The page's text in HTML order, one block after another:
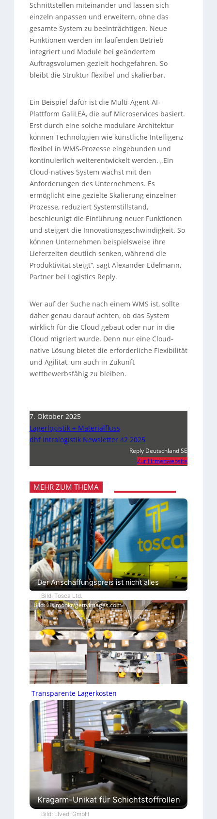
Schnittstellen miteinander und lassen sich
einzeln anpassen und erweitern, ohne das
gesamte System zu beeinträchtigen. Neue
Funktionen werden im laufenden Betrieb
integriert und Module bei geändertem
Auftragsvolumen gezielt hochgefahren. So
bleibt die Struktur flexibel und skalierbar.
Ein Beispiel dafür ist die Multi-Agent-AI-
Plattform GaliLEA, die auf Microservices basiert.
Erst durch eine solche modulare Architektur
können Technologien wie künstliche Intelligenz
flexibel in WMS-Prozesse eingebunden und
kontinuierlich weiterentwickelt werden. „Ein
Cloud-natives System wächst mit den
Anforderungen des Unternehmens. Es
ermöglicht eine gezielte Skalierung einzelner
Prozesse, reduziert Systemstillstand,
beschleunigt die Einführung neuer Funktionen
und steigert die Innovationsgeschwindigkeit. So
können Unternehmen beispielsweise ihre
Lieferzeiten deutlich senken, während die
Produktivität steigt“, sagt Alexander Edelmann,
Partner bei Logistics Reply.
Wer auf der Suche nach einem WMS ist, sollte
daher genau darauf achten, ob das System
wirklich für die Cloud gebaut oder nur in die
Cloud migriert wurde. Denn nur eine Cloud-
native Lösung bietet die erforderliche Flexibilität
und Agilität, um auch in Zukunft
wettbewerbsfähig zu bleiben.
7. Oktober 2025
Lagerlogistik + Materialfluss
dhf Intralogistik Newsletter 42 2025
Reply Deutschland SE
Zur Firmenwebsite
MEHR ZUM THEMA
Der Anschaffungspreis ist nicht alles
Bild: Tosca Ltd.
Bild: ©simonkr/gettyimages.com
Transparente Lagerkosten
Kragarm-Unikat für Schichtstoffrollen
Bild: Elvedi GmbH